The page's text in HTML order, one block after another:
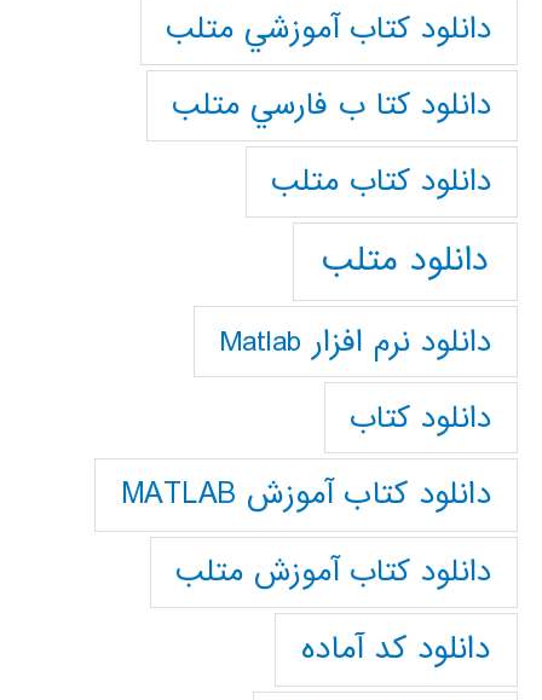
دانلود كتاب آموزشي متلب
دانلود كتا ب فارسي متلب
دانلود كتاب متلب
دانلود متلب
دانلود نرم افزار Matlab
دانلود کتاب
دانلود کتاب آموزش MATLAB
دانلود کتاب آموزش متلب
دانلود کد آماده